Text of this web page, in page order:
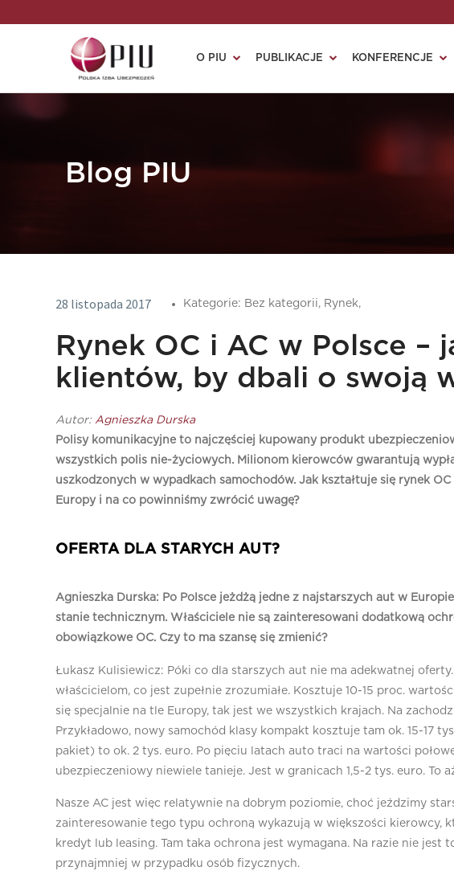
O PIU PUBLIKACJE KONFERENCJE
Blog PIU
28 listopada 2017 Kategorie: Bez kategorii, Rynek,
Rynek OC i AC w Polsce –
klientów, by dbali o swoją
Autor: Agnieszka Durska
Polisy komunikacyjne to najczęściej kupowany produkt
wszystkich polis nie-życiowych. Milionom kierowców gwarantują
uszkodzonych w wypadkach samochodów. Jak kształtuje się rynek
Europy i na co powinniśmy zwrócić uwagę?
OFERTA DLA STARYCH AUT?
Agnieszka Durska: Po Polsce jeżdżą jedne z najstarszych aut w Europie
stanie technicznym. Właściciele nie są zainteresowani dodatkową
obowiązkowe OC. Czy to ma szansę się zmienić?
Łukasz Kulisiewicz: Póki co dla starszych aut nie ma adekwatnej
właścicielom, co jest zupełnie zrozumiałe. Kosztuje 10-15 proc.
się specjalnie na tle Europy, tak jest we wszystkich krajach. Na
Przykładowo, nowy samochód klasy kompakt kosztuje tam ok. 15-17
pakiet) to ok. 2 tys. euro. Po pięciu latach auto traci na wartości
ubezpieczeniowy niewiele tanieje. Jest w granicach 1,5-2 tys. euro. To
Nasze AC jest więc relatywnie na dobrym poziomie, choć jeździmy
zainteresowanie tego typu ochroną wykazują w większości kierowcy,
kredyt lub leasing. Tam taka ochrona jest wymagana. Na razie nie jest
przynajmniej w przypadku osób fizycznych.